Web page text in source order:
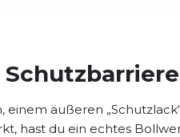
Schutzbarriere
äußeren
hast du ein echtes